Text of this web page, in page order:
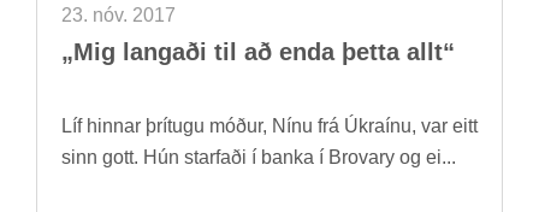
23. nóv. 2017
„Mig lang­aði til að enda þetta allt“
Líf hinn­ar þrí­tugu móð­ur, Nínu frá Úkraínu, var eitt
sinn gott. Hún starf­aði í banka í Brovary og ei...